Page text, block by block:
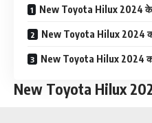
New Toyota Hilux 2024 के
New Toyota Hilux 2024
New Toyota Hilux 2024
New Toyota Hilux